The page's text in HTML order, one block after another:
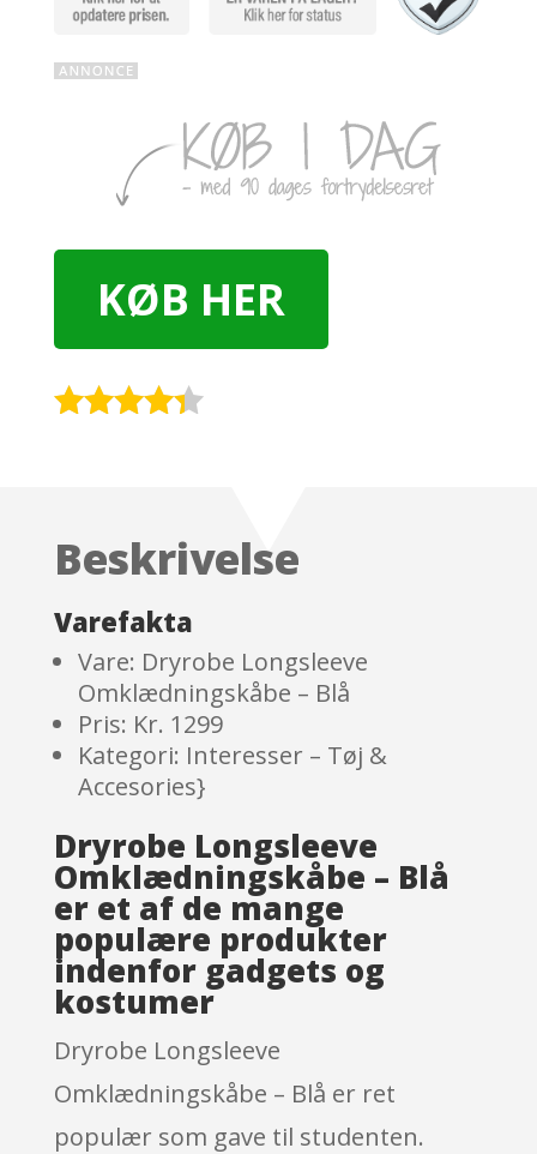
KØB HER
ratings
Beskrivelse
Varefakta
Vare: Dryrobe Longsleeve
Omklædningskåbe – Blå
Pris: Kr. 1299
Kategori: Interesser – Tøj &
Accesories}
Dryrobe Longsleeve
Omklædningskåbe – Blå
er et af de mange
populære produkter
indenfor gadgets og
kostumer
Dryrobe Longsleeve
Omklædningskåbe – Blå er ret
populær som gave til studenten.